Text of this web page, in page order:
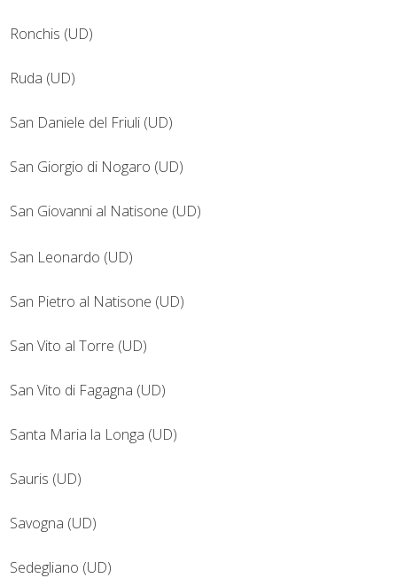
Ronchis (UD)
Ruda (UD)
San Daniele del Friuli (UD)
San Giorgio di Nogaro (UD)
San Giovanni al Natisone (UD)
San Leonardo (UD)
San Pietro al Natisone (UD)
San Vito al Torre (UD)
San Vito di Fagagna (UD)
Santa Maria la Longa (UD)
Sauris (UD)
Savogna (UD)
Sedegliano (UD)